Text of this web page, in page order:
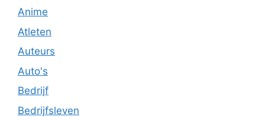
Anime
Atleten
Auteurs
Auto's
Bedrijf
Bedrijfsleven